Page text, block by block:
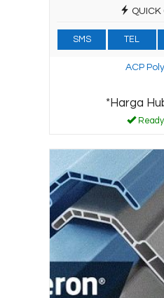
QUICK
SMS TEL
ACP
*Harga
Ready